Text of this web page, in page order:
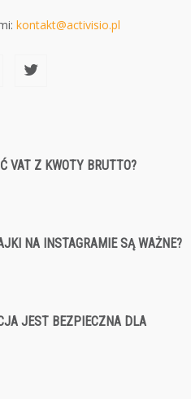
kontakt@activisio.pl
VAT Z KWOTY BRUTTO?
NA INSTAGRAMIE SĄ WAŻNE?
JEST BEZPIECZNA DLA